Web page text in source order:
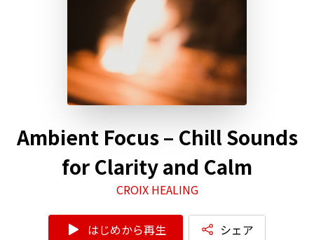
Ambient Focus – Chill Sounds
for Clarity and Calm
CROIX HEALING
はじめから再生 シェア